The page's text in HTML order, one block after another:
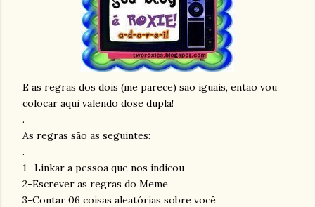
E as regras dos dois (me parece) são iguais, então vou
colocar aqui valendo dose dupla!
.
As regras são as seguintes:
.
1- Linkar a pessoa que nos indicou
2-Escrever as regras do Meme
3-Contar 06 coisas aleatórias sobre você